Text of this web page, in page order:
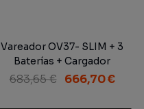
Vareador OV37- SLIM + 3
Baterías + Cargador
683,65 € 666,70 €